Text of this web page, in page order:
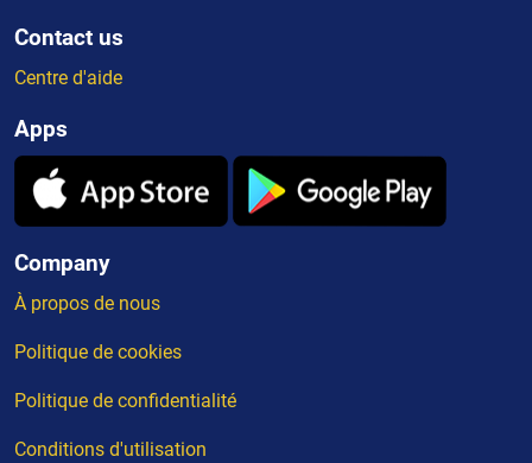
Contact us
Centre d'aide
Apps
Company
À propos de nous
Politique de cookies
Politique de confidentialité
Conditions d'utilisation